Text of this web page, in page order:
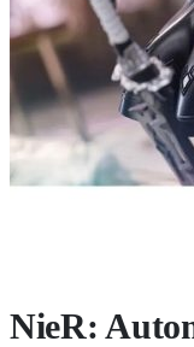
NieR: